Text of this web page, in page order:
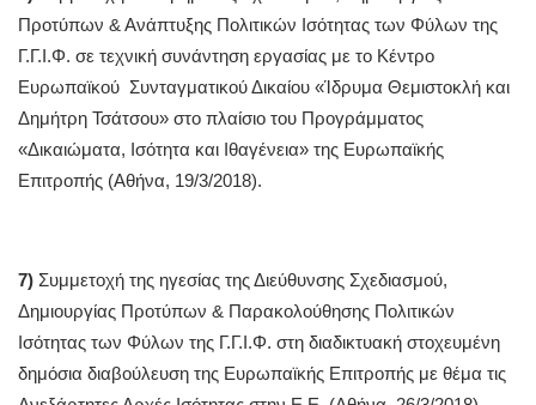
Προτύπων & Ανάπτυξης Πολιτικών Ισότητας των Φύλων της
Γ.Γ.Ι.Φ. σε τεχνική συνάντηση εργασίας με το Κέντρο
Ευρωπαϊκού Συνταγματικού Δικαίου «Ίδρυμα Θεμιστοκλή και
Δημήτρη Τσάτσου» στο πλαίσιο του Προγράμματος
«Δικαιώματα, Ισότητα και Ιθαγένεια» της Ευρωπαϊκής
Επιτροπής (Αθήνα, 19/3/2018).
7) Συμμετοχή της ηγεσίας της Διεύθυνσης Σχεδιασμού,
Δημιουργίας Προτύπων & Παρακολούθησης Πολιτικών
Ισότητας των Φύλων της Γ.Γ.Ι.Φ. στη διαδικτυακή στοχευμένη
δημόσια διαβούλευση της Ευρωπαϊκής Επιτροπής με θέμα τις